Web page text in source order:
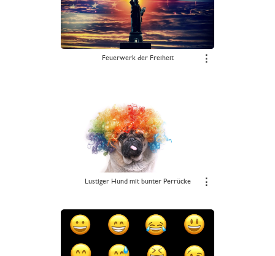
Feuerwerk der Freiheit ⋮
Lustiger Hund mit bunter Perrücke ⋮